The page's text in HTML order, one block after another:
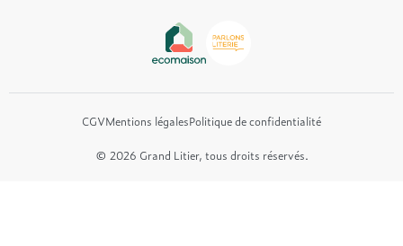
CGVMentions légalesPolitique de confidentialité
© 2026 Grand Litier, tous droits réservés.